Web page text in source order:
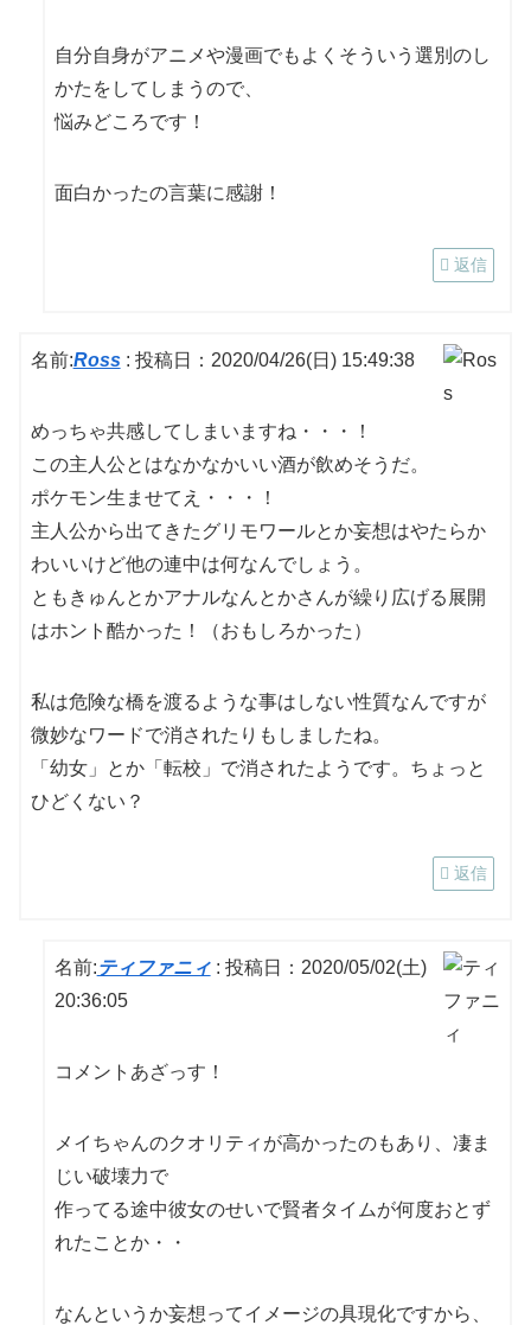
自分自身がアニメや漫画でもよくそういう選別のし
かたをしてしまうので、
悩みどころです！
面白かったの言葉に感謝！
返信
名前:Ross: 投稿日：2020/04/26(日) 15:49:38
めっちゃ共感してしまいますね・・・！
この主人公とはなかなかいい酒が飲めそうだ。
ポケモン生ませてえ・・・！
主人公から出てきたグリモワールとか妄想はやたらか
わいいけど他の連中は何なんでしょう。
ともきゅんとかアナルなんとかさんが繰り広げる展開
はホント酷かった！（おもしろかった）
私は危険な橋を渡るような事はしない性質なんですが
微妙なワードで消されたりもしましたね。
「幼女」とか「転校」で消されたようです。ちょっと
ひどくない？
返信
名前:ティファニィ: 投稿日：2020/05/02(土)
20:36:05
コメントあざっす！
メイちゃんのクオリティが高かったのもあり、凄ま
じい破壊力で
作ってる途中彼女のせいで賢者タイムが何度おとず
れたことか・・
なんというか妄想ってイメージの具現化ですから、